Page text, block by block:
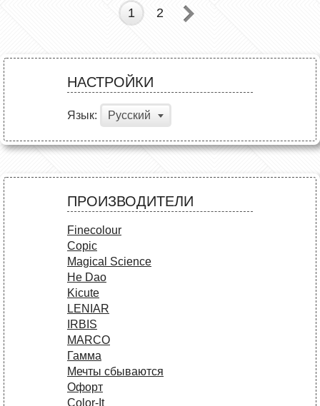
1 2
НАСТРОЙКИ
Язык: Русский
ПРОИЗВОДИТЕЛИ
Finecolour
Copic
Magical Science
He Dao
Kicute
LENIAR
IRBIS
MARCO
Гамма
Мечты сбываются
Офорт
Сolor-It